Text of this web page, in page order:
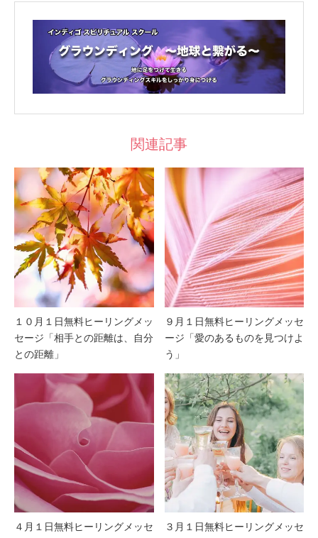
関連記事
１０月１日無料ヒーリングメッ
セージ「相手との距離は、自分
との距離」
９月１日無料ヒーリングメッセ
ージ「愛のあるものを見つけよ
う」
４月１日無料ヒーリングメッセ
３月１日無料ヒーリングメッセ